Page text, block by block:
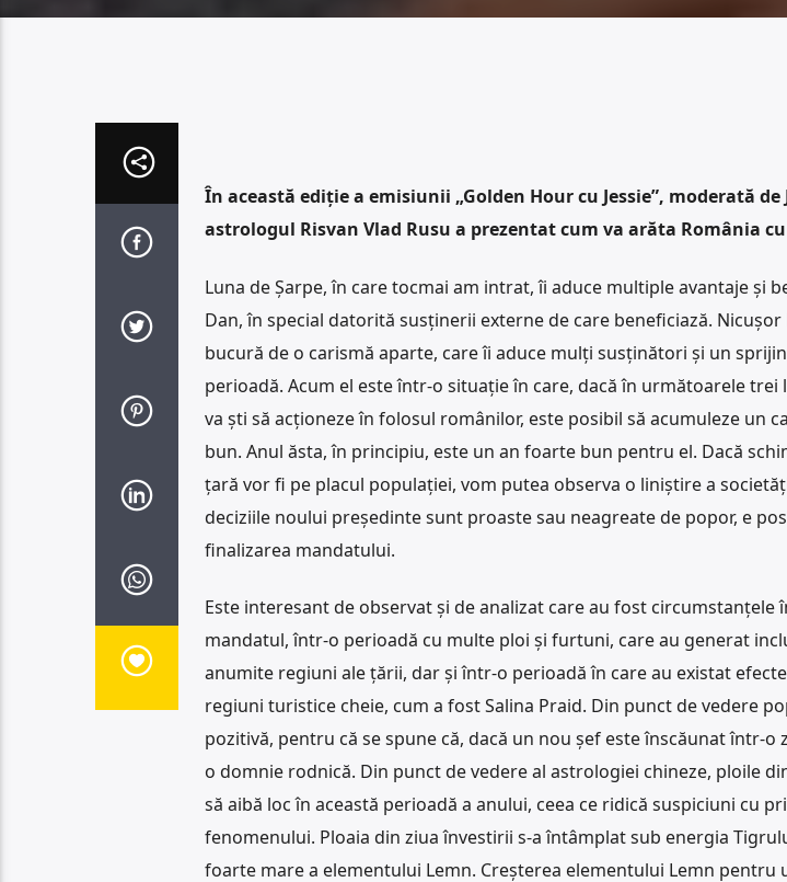
În această ediție a emisiunii „Golden Hour cu Jessie”, moderată de
astrologul Risvan Vlad Rusu a prezentat cum va arăta România
Luna de Șarpe, în care tocmai am intrat, îi aduce multiple avantaje și
Dan, în special datorită susținerii externe de care beneficiază. Nicușor
bucură de o carismă aparte, care îi aduce mulți susținători și un
perioadă. Acum el este într-o situație în care, dacă în următoarele trei
va ști să acționeze în folosul românilor, este posibil să acumuleze un
bun. Anul ăsta, în principiu, este un an foarte bun pentru el. Dacă
țară vor fi pe placul populației, vom putea observa o liniștire a
deciziile noului președinte sunt proaste sau neagreate de popor, e
finalizarea mandatului.
Este interesant de observat și de analizat care au fost circumstanțele
mandatul, într-o perioadă cu multe ploi și furtuni, care au generat
anumite regiuni ale țării, dar și într-o perioadă în care au existat
regiuni turistice cheie, cum a fost Salina Praid. Din punct de vedere
pozitivă, pentru că se spune că, dacă un nou șef este înscăunat într-o
o domnie rodnică. Din punct de vedere al astrologiei chineze, ploile
să aibă loc în această perioadă a anului, ceea ce ridică suspiciuni cu
fenomenului. Ploaia din ziua învestirii s-a întâmplat sub energia
foarte mare a elementului Lemn. Creșterea elementului Lemn pentru